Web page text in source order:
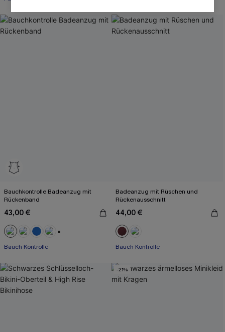
Bauchkontrolle Badeanzug mit
Rückenband
43,00 €
Bauch Kontrolle
Badeanzug mit Rüschen und
Rückenausschnitt
44,00 €
Bauch Kontrolle
-21%